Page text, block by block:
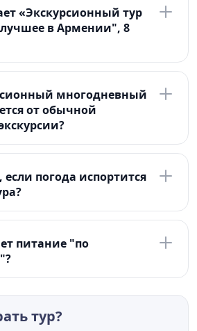
«Экскурсионный тур
в Армении", 8
многодневный
от обычной
если погода испортится
питание "по
тур?